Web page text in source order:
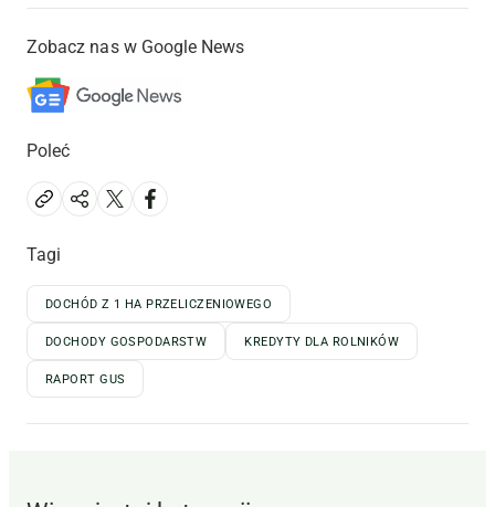
Zobacz nas w Google News
Poleć
Tagi
DOCHÓD Z 1 HA PRZELICZENIOWEGO
DOCHODY GOSPODARSTW KREDYTY DLA ROLNIKÓW
RAPORT GUS